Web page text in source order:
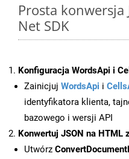
Prosta konwersja
Net SDK
Konfiguracja WordsApi i
Zainicjuj WordsApi i
identyfikatora klienta,
bazowego i wersji API
Konwertuj JSON na HTML
Utwórz